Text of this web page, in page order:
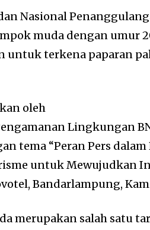
Nasional
muda dengan umur
untuk terkena paparan
oleh
Lingkungan
tema “Peran Pers dalam
untuk Mewujudkan
Bandarlampung,
merupakan salah satu